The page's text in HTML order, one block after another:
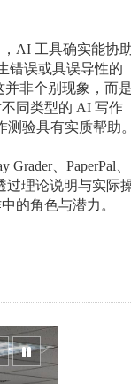
AI 工具确实能协
错误或具误导性的
并非个别现象，而
同类型的 AI 写作
测验具有实质帮助
Grader、 PaperPal
过理论说明与实际
的角色与潜力。